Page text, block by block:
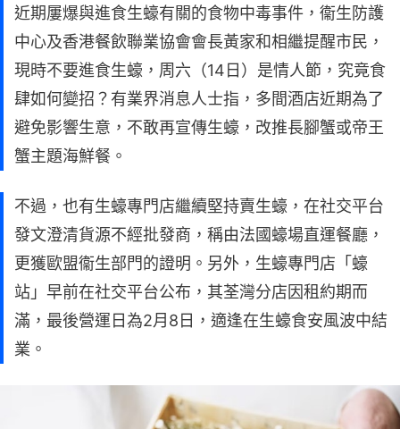
近期屢爆與進食生蠔有關的食物中毒事件，衞生防護
中心及香港餐飲聯業協會會長黃家和相繼提醒市民，
現時不要進食生蠔，周六（14日）是情人節，究竟食
肆如何變招？有業界消息人士指，多間酒店近期為了
避免影響生意，不敢再宣傳生蠔，改推長腳蟹或帝王
蟹主題海鮮餐。
不過，也有生蠔專門店繼續堅持賣生蠔，在社交平台
發文澄清貨源不經批發商，稱由法國蠔場直運餐廳，
更獲歐盟衞生部門的證明。另外，生蠔專門店「蠔
站」早前在社交平台公布，其荃灣分店因租約期而
滿，最後營運日為2月8日，適逢在生蠔食安風波中結
業。